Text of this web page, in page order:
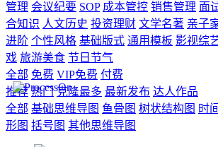
管理 会议纪要 SOP 成本管控 销售管理 面
合知识 人文历史 投资理财 文学名著 亲子
进阶 个性风格 基础版式 通用模板 影视综
戏 旅游美食 节日节气
全部 免费 VIP免费 付费
推荐 热门 克隆最多 最新发布 达人作品
全部 基础思维导图 鱼骨图 树状结构图 时
形图 括号图 其他思维导图